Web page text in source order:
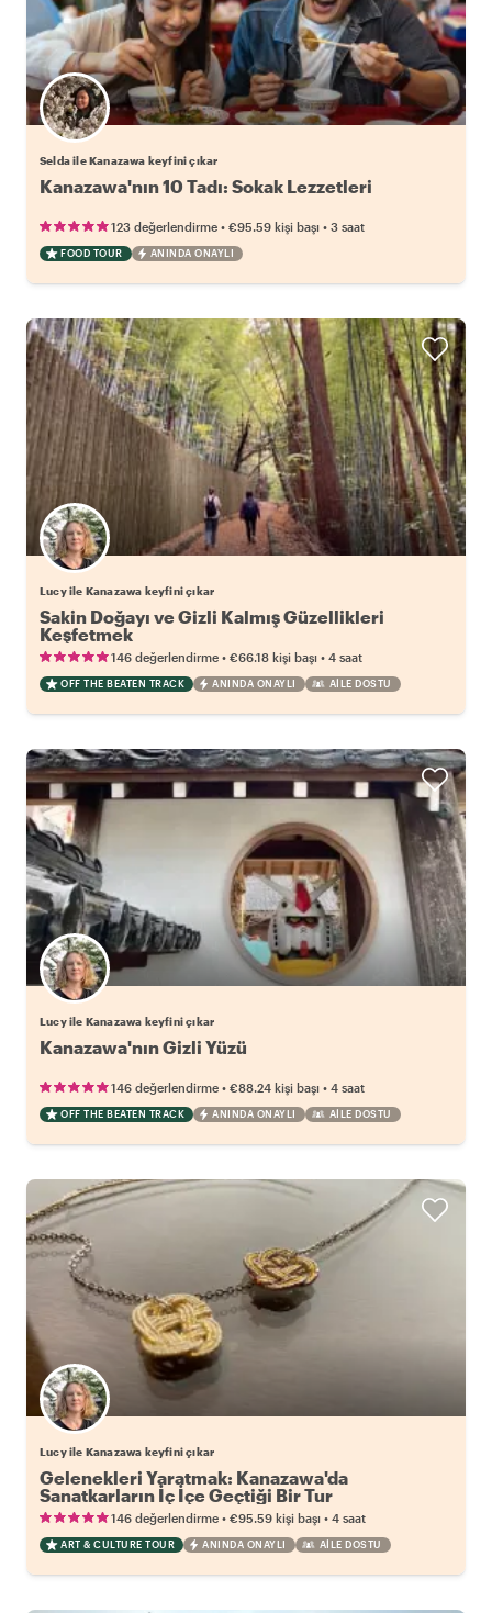
Selda ile Kanazawa keyfini çıkar
Kanazawa'nın 10 Tadı: Sokak Lezzetleri
123 değerlendirme • €95.59 kişi başı • 3 saat
FOOD TOUR ANINDA ONAYLI
Lucy ile Kanazawa keyfini çıkar
Sakin Doğayı ve Gizli Kalmış Güzellikleri
Keşfetmek
146 değerlendirme • €66.18 kişi başı • 4 saat
OFF THE BEATEN TRACK ANINDA ONAYLI AILE DOSTU
Lucy ile Kanazawa keyfini çıkar
Kanazawa'nın Gizli Yüzü
146 değerlendirme • €88.24 kişi başı • 4 saat
OFF THE BEATEN TRACK ANINDA ONAYLI AILE DOSTU
Lucy ile Kanazawa keyfini çıkar
Gelenekleri Yaratmak: Kanazawa'da
Sanatkarların İç İçe Geçtiği Bir Tur
146 değerlendirme • €95.59 kişi başı • 4 saat
ART & CULTURE TOUR ANINDA ONAYLI AILE DOSTU